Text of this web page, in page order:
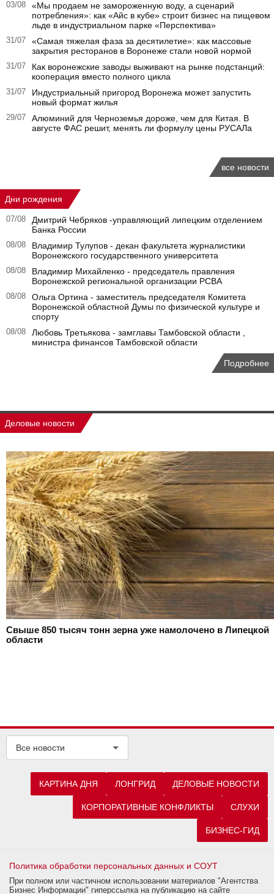
03/08
«Мы продаем не замороженную воду, а сценарий
потребления»: как «Айс в кубе» строит бизнес на пищевом
льде в индустриальном парке «Перспектива»
31/07
«Самая тяжелая фаза за десятилетие»: как массовые
закрытия ресторанов в Воронеже стали новой нормой
31/07
Как воронежские заводы выживают на рынке подстанций:
кооперация вместо полного цикла
31/07
Индустриальный пригород Воронежа может запустить
новый формат жилья
29/07
Алюминий для Черноземья дороже, чем для Китая. В
августе ФАС решит, менять ли формулу цены РУСАЛа
все новости
Дни рождения
07/08
Дмитрий Чебряков -управляющий липецким отделением
Банка России
08/08
Владимир Тулупов - декан факультета журналистики
Воронежского государственного университета
08/08
Владимир Михайленко - председатель правления
Воронежской региональной организации РСВА
08/08
Ольга Ортина - заместитель председателя Комитета
Воронежской областной Думы по физической культуре и
спорту
08/08
Любовь Третьякова - замглавы Тамбовской области ,
министра финансов Тамбовской области
Подробнее
Деловые новости
Свыше 850 тысяч тонн зерна уже намолочено в Липецкой
области
Все новости
КАРТИНА ДНЯ ЛОНГРИД ДЕЛОВЫЕ НОВОСТИ
КОРПОРАТИВНЫЕ КОНФЛИКТЫ СЛУХИ
БИЗНЕС-ГИД
Политика обработки персональных данных и СОУТ
При полном или частичном использовании материалов "Агентства
Бизнес Информации" гиперссылка на публикацию на сайте